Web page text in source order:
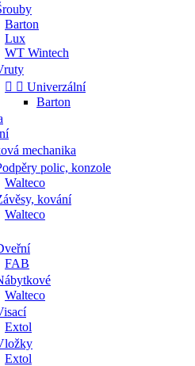
Barton
Lux
WT Wintech
  Univerzální
Barton
mechanika
polic, konzole
Walteco
kování
Walteco
FAB
Walteco
Extol
Extol